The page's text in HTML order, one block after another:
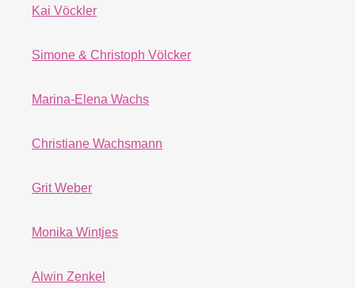
Kai Vöckler
Simone & Christoph Völcker
Marina-Elena Wachs
Christiane Wachsmann
Grit Weber
Monika Wintjes
Alwin Zenkel